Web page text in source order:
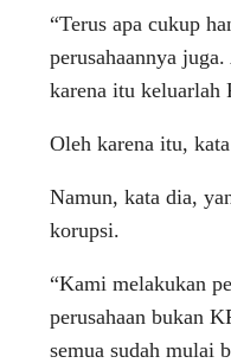
“Terus apa cukup
perusahaannya
karena itu keluarlah
Oleh karena itu,
Namun, kata dia,
korupsi.
“Kami melakukan
perusahaan bukan
semua sudah mulai